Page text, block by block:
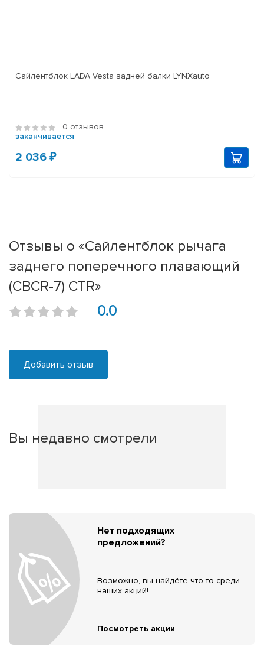
Сайлентблок LADA Vesta задней балки LYNXauto
0 отзывов
заканчивается
2 036 ₽
Отзывы о «Сайлентблок рычага
заднего поперечного плавающий
(CBCR-7) CTR»
0.0
Добавить отзыв
Вы недавно смотрели
Нет подходящих
предложений?
Возможно, вы найдёте что-то среди
наших акций!
Посмотреть акции